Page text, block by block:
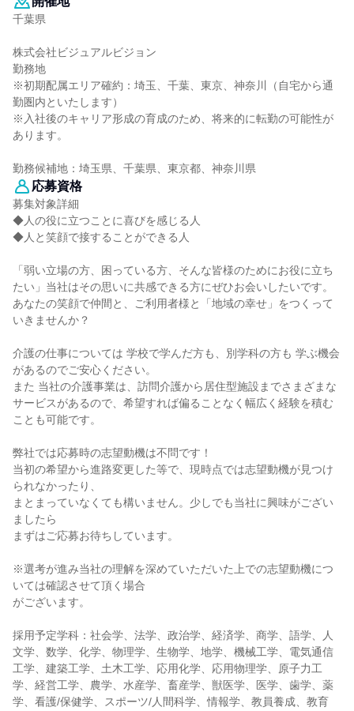
千葉県
株式会社ビジュアルビジョン
勤務地
※初期配属エリア確約：埼玉、千葉、東京、神奈川（自宅から通
勤圏内といたします）
※入社後のキャリア形成の育成のため、将来的に転勤の可能性が
あります。
勤務候補地：埼玉県、千葉県、東京都、神奈川県
応募資格
募集対象詳細
◆人の役に立つことに喜びを感じる人
◆人と笑顔で接することができる人
「弱い立場の方、困っている方、そんな皆様のためにお役に立ち
たい」当社はその思いに共感できる方にぜひお会いしたいです。
あなたの笑顔で仲間と、ご利用者様と「地域の幸せ」をつくって
いきませんか？
介護の仕事については 学校で学んだ方も、別学科の方も 学ぶ機会
があるのでご安心ください。
また 当社の介護事業は、訪問介護から居住型施設までさまざまな
サービスがあるので、希望すれば偏ることなく幅広く経験を積む
ことも可能です。
弊社では応募時の志望動機は不問です！
当初の希望から進路変更した等で、現時点では志望動機が見つけ
られなかったり、
まとまっていなくても構いません。少しでも当社に興味がござい
ましたら
まずはご応募お待ちしています。
※選考が進み当社の理解を深めていただいた上での志望動機につ
いては確認させて頂く場合
がございます。
採用予定学科：社会学、法学、政治学、経済学、商学、語学、人
文学、数学、化学、物理学、生物学、地学、機械工学、電気通信
工学、建築工学、土木工学、応用化学、応用物理学、原子力工
学、経営工学、農学、水産学、畜産学、獣医学、医学、歯学、薬
学、看護/保健学、スポーツ/人間科学、情報学、教員養成、教育